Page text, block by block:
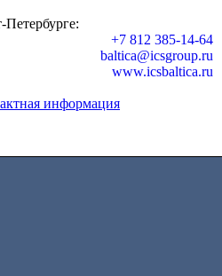
+7 812 385-14-64
baltica@icsgroup.ru
www.icsbaltica.ru
информация